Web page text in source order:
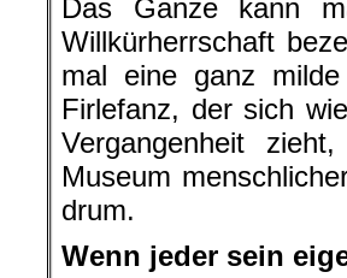
Das Ganze kann
Willkürherrschaft
mal eine ganz
Firlefanz, der sich
Vergangenheit
Museum
drum.
Wenn jeder sein